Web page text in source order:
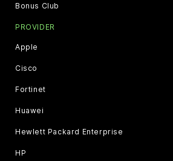
Bonus Club
PROVIDER
Apple
Cisco
Fortinet
Huawei
Hewlett Packard Enterprise
HP